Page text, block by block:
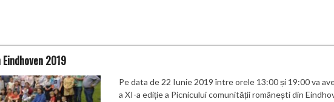
2019
Pe data de 22 Iunie 2019 între orele 13:00 și 19:00 va
a XI-a ediție a Picnicului comunității românești din